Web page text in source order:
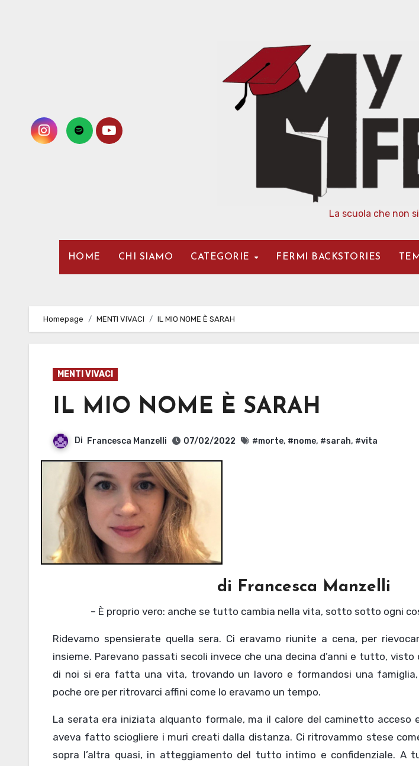
La scuola che non
HOME CHI SIAMO CATEGORIE FERMI BACKSTORIES
Homepage MENTI VIVACI IL MIO NOME È SARAH
MENTI VIVACI
IL MIO NOME È SARAH
Di Francesca Manzelli 07/02/2022 #morte, #nome, #sarah, #vita
di Francesca Manzelli
– È proprio vero: anche se tutto cambia nella vita, sotto sotto ogni
Ridevamo spensierate quella sera. Ci eravamo riunite a cena, per
insieme. Parevano passati secoli invece che una decina d’anni e tutto, visto
di noi si era fatta una vita, trovando un lavoro e formandosi una
poche ore per ritrovarci affini come lo eravamo un tempo.
La serata era iniziata alquanto formale, ma il calore del caminetto acceso
aveva fatto sciogliere i muri creati dalla distanza. Ci ritrovammo stese
sopra l’altra quasi, in atteggiamento del tutto intimo e confidenziale. A